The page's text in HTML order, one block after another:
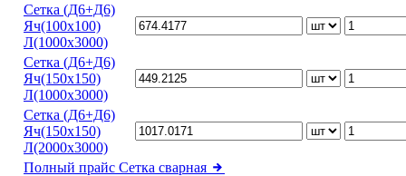
Сетка (Д6+Д6)
Яч(100х100)
Л(1000х3000)
Сетка (Д6+Д6)
Яч(150х150)
Л(1000х3000)
Сетка (Д6+Д6)
Яч(150х150)
Л(2000х3000)
Полный прайс Сетка сварная